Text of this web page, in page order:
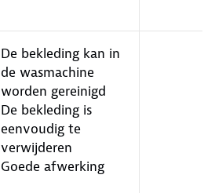
De bekleding kan in
de wasmachine
worden gereinigd
De bekleding is
eenvoudig te
verwijderen
Goede afwerking